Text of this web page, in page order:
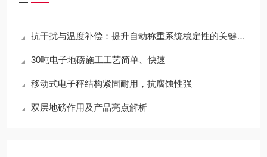
抗干扰与温度补偿：提升自动称重系统稳定性的关键技术
30吨电子地磅施工工艺简单、快速
移动式电子秤结构紧固耐用，抗腐蚀性强
双层地磅作用及产品亮点解析